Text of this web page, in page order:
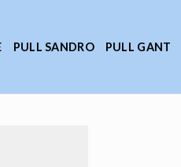
PULL SANDRO PULL GANT